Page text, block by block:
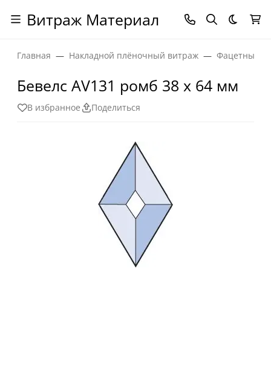
Витраж Материал Темная
Главная Накладной плёночный витраж Фацетные
Бевелс AV131 ромб 38 х 64 мм
В избранное Поделиться